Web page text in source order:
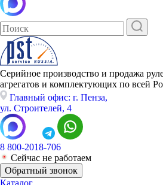
Серийное производство и продажа
агрегатов и комплектующих по всей
Главный офис: г. Пенза,
ул. Строителей, 4
8 800-2018-706
Сейчас не работаем
Обратный звонок
Каталог